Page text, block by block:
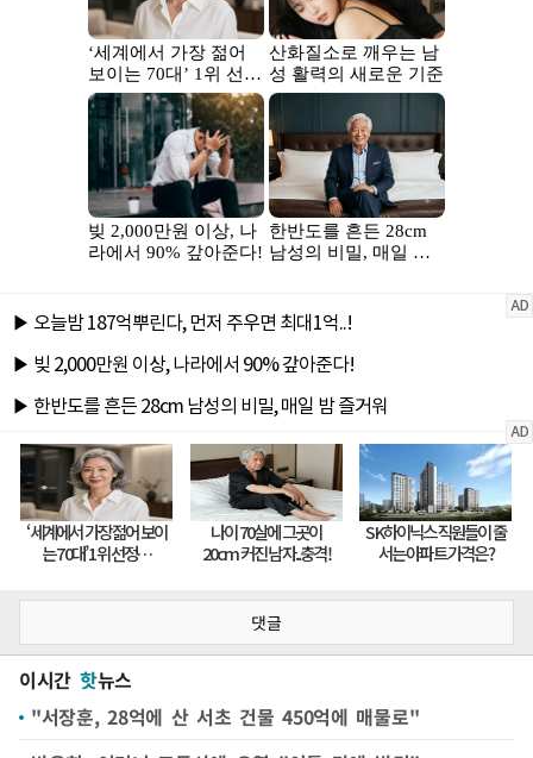
댓글
이시간 핫뉴스
"서장훈, 28억에 산 서초 건물 450억에 매물로"